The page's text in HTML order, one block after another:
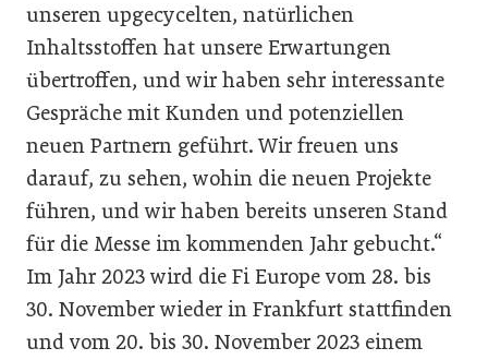
unseren upgecycelten, natürlichen
Inhaltsstoffen hat unsere Erwartungen
übertroffen, und wir haben sehr interessante
Gespräche mit Kunden und potenziellen
neuen Partnern geführt. Wir freuen uns
darauf, zu sehen, wohin die neuen Projekte
führen, und wir haben bereits unseren Stand
für die Messe im kommenden Jahr gebucht.“
Im Jahr 2023 wird die Fi Europe vom 28. bis
30. November wieder in Frankfurt stattfinden
und vom 20. bis 30. November 2023 einem